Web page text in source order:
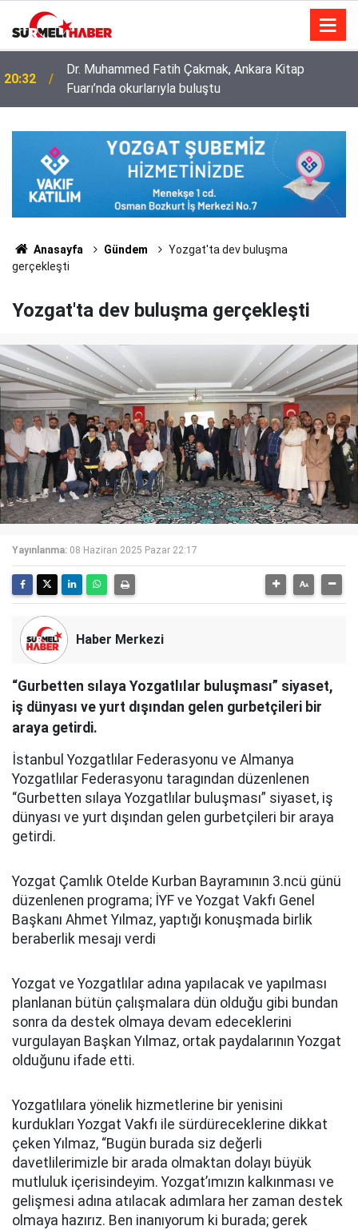
Dr. Muhammed Fatih Çakmak, Ankara Kitap
Fuarı’nda okurlarıyla buluştu
14:52
Diyanet İşleri Başkanlığı ile Türkiye Diyanet Vakfı
milyonları sevindirdi
Anasayfa Gündem
Yozgat'ta dev buluşma
gerçekleşti
Yozgat'ta dev buluşma gerçekleşti
Yayınlanma: 08 Haziran 2025 Pazar 22:17
Haber Merkezi
“Gurbetten sılaya Yozgatlılar buluşması” siyaset,
iş dünyası ve yurt dışından gelen gurbetçileri bir
araya getirdi.
İstanbul Yozgatlılar Federasyonu ve Almanya
Yozgatlılar Federasyonu taragından düzenlenen
“Gurbetten sılaya Yozgatlılar buluşması” siyaset, iş
dünyası ve yurt dışından gelen gurbetçileri bir araya
getirdi.
Yozgat Çamlık Otelde Kurban Bayramının 3.ncü günü
düzenlenen programa; İYF ve Yozgat Vakfı Genel
Başkanı Ahmet Yılmaz, yaptığı konuşmada birlik
beraberlik mesajı verdi
Yozgat ve Yozgatlılar adına yapılacak ve yapılması
planlanan bütün çalışmalara dün olduğu gibi bundan
sonra da destek olmaya devam edeceklerini
vurgulayan Başkan Yılmaz, ortak paydalarının Yozgat
olduğunu ifade etti.
Yozgatlılara yönelik hizmetlerine bir yenisini
kurdukları Yozgat Vakfı ile sürdüreceklerine dikkat
çeken Yılmaz, “Bugün burada siz değerli
davetlilerimizle bir arada olmaktan dolayı büyük
mutluluk içerisindeyim. Yozgat’ımızın kalkınması ve
gelişmesi adına atılacak adımlara her zaman destek
olmaya hazırız. Ben inanıyorum ki burada; gerek